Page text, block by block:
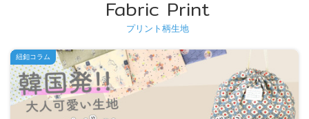
Fabric Print
プリント柄生地
紐釦コラム